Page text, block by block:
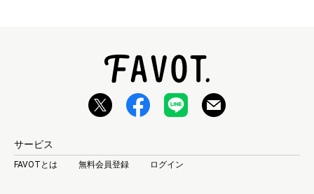
サービス
FAVOTとは 無料会員登録 ログイン